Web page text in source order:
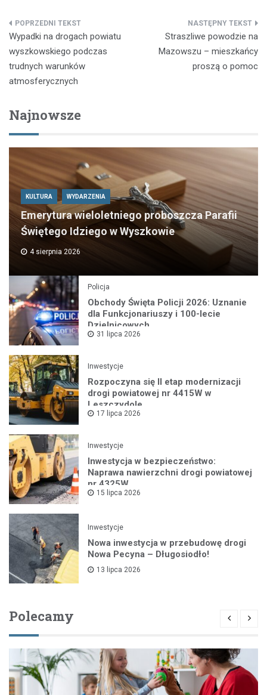
Nawigacja
wpisu
Wypadki na drogach powiatu
wyszkowskiego podczas
trudnych warunków
atmosferycznych
Straszliwe powodzie na
Mazowszu – mieszkańcy
proszą o pomoc
Najnowsze
KULTURA WYDARZENIA
Emerytura wieloletniego proboszcza Parafii
Świętego Idziego w Wyszkowie
4 sierpnia 2026
Policja
Obchody Święta Policji 2026: Uznanie
dla Funkcjonariuszy i 100-lecie
Dzielnicowych
31 lipca 2026
Inwestycje
Rozpoczyna się II etap modernizacji
drogi powiatowej nr 4415W w
Leszczydole
17 lipca 2026
Inwestycje
Inwestycja w bezpieczeństwo:
Naprawa nawierzchni drogi powiatowej
nr 4325W
15 lipca 2026
Inwestycje
Nowa inwestycja w przebudowę drogi
Nowa Pecyna – Długosiodło!
13 lipca 2026
Polecamy